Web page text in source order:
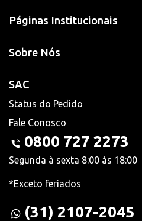
Páginas Institucionais
Sobre Nós
SAC
Status do Pedido
Fale Conosco
0800 727 2273
Segunda à sexta 8:00 às 18:00
*Exceto feriados
(31) 2107-2045